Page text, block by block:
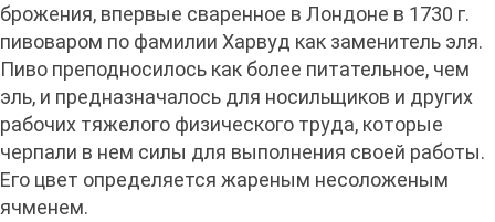
брожения, впервые сваренное в Лондоне в 1730 г.
пивоваром по фамилии Харвуд как заменитель эля.
Пиво преподносилось как более питательное, чем
эль, и предназначалось для носильщиков и других
рабочих тяжелого физического труда, которые
черпали в нем силы для выполнения своей работы.
Его цвет определяется жареным несоложеным
ячменем.